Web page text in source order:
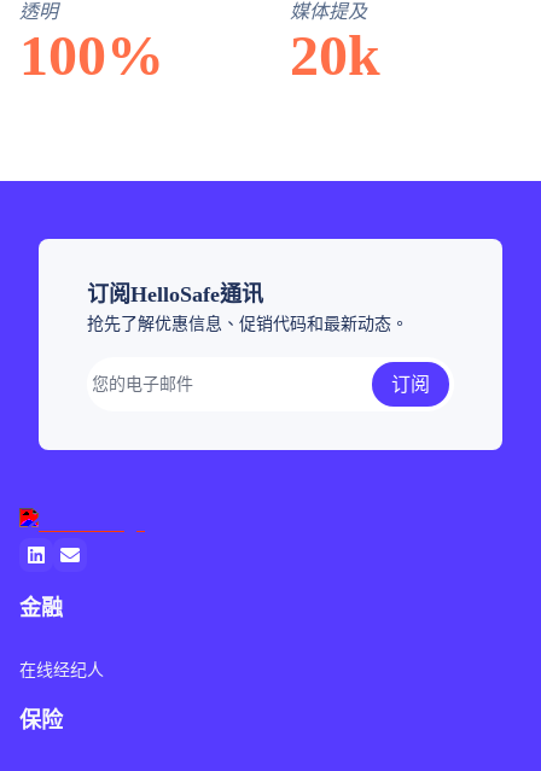
透明
100%
媒体提及
20k
订阅HelloSafe通讯
抢先了解优惠信息、促销代码和最新动态。
订阅
金融
在线经纪人
保险